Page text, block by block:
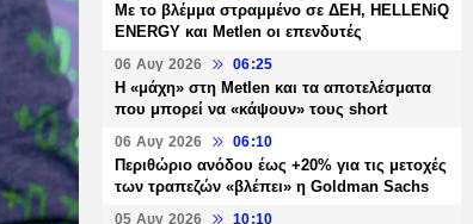
Με το βλέμμα στραμμένο σε ΔΕΗ, HELLENiQ
ENERGY και Metlen οι επενδυτές
06 Αυγ 2026 06:25
H «μάχη» στη Metlen και τα αποτελέσματα
που μπορεί να «κάψουν» τους short
06 Αυγ 2026 06:10
Περιθώριο ανόδου έως +20% για τις μετοχές
των τραπεζών «βλέπει» η Goldman Sachs
05 Αυγ 2026 10:10